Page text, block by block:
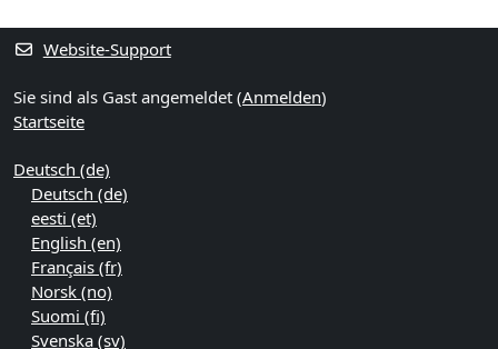
Ergänzungsblöcke
Website-Support
Sie sind als Gast angemeldet (Anmelden)
Startseite
Deutsch ‎(de)‎
Deutsch ‎(de)‎
eesti ‎(et)‎
English ‎(en)‎
Français ‎(fr)‎
Norsk ‎(no)‎
Suomi ‎(fi)‎
Svenska ‎(sv)‎